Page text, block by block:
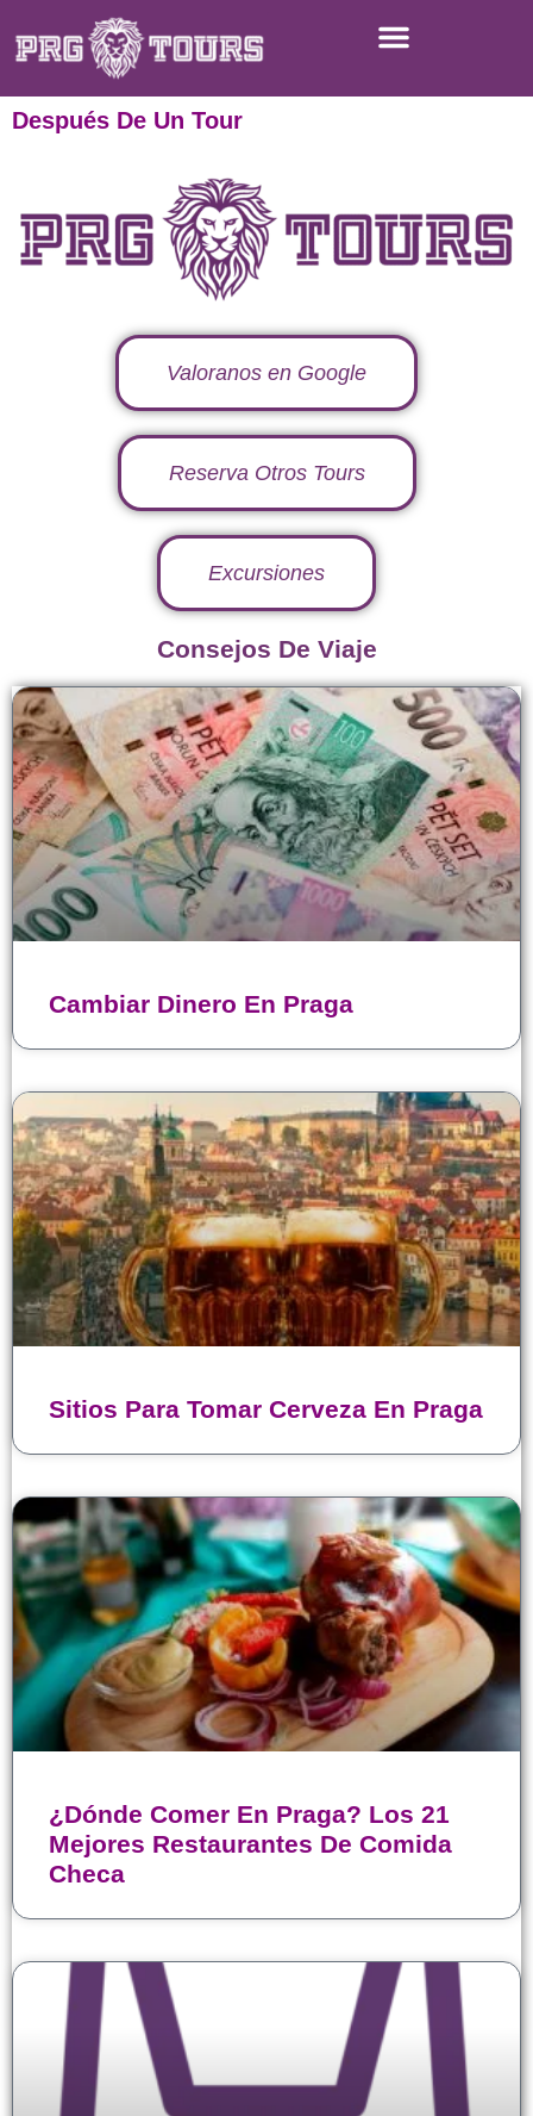
Después De Un Tour
Valoranos en Google
Reserva Otros Tours
Excursiones
Consejos De Viaje
Cambiar Dinero En Praga
Sitios Para Tomar Cerveza En Praga
¿Dónde Comer En Praga? Los 21
Mejores Restaurantes De Comida
Checa